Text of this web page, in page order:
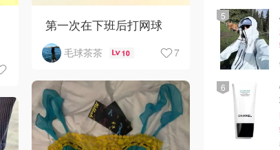
第一次在下班后打网球
毛球茶茶 10 7